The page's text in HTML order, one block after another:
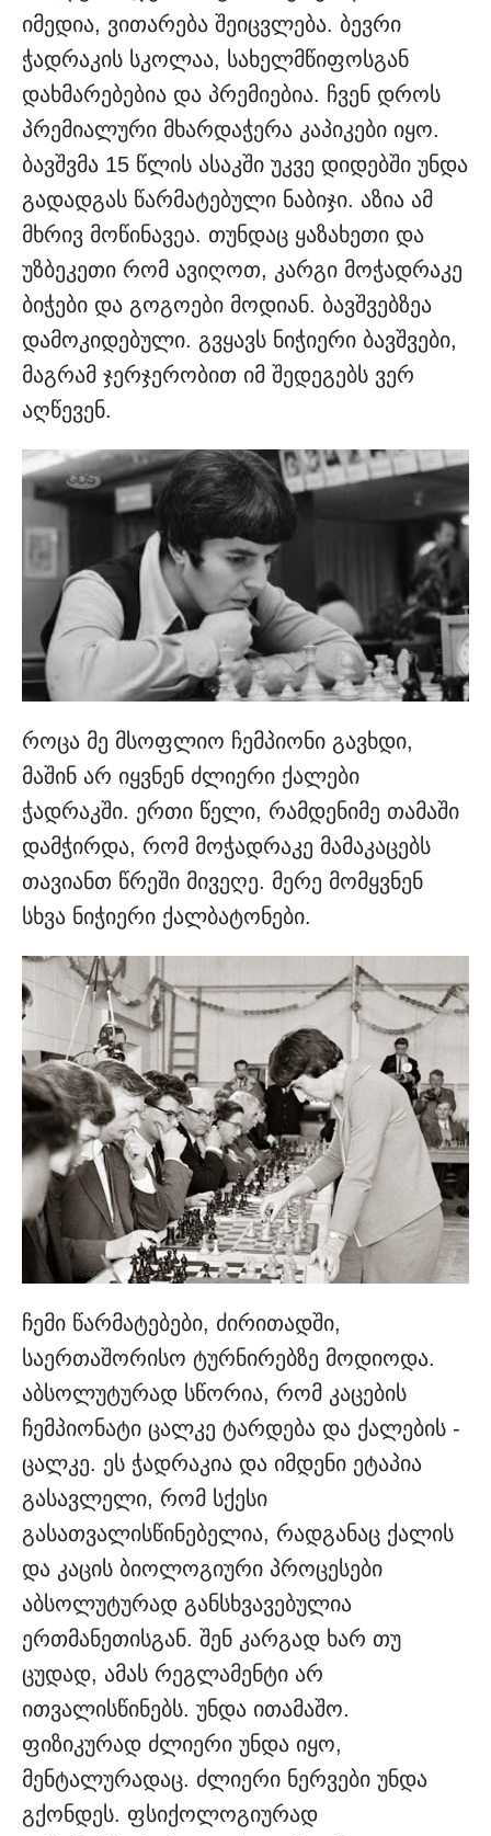
იმედია, ვითარება შეიცვლება. ბევრი
ჭადრაკის სკოლაა, სახელმწიფოსგან
დახმარებებია და პრემიებია. ჩვენ დროს
პრემიალური მხარდაჭერა კაპიკები იყო.
ბავშვმა 15 წლის ასაკში უკვე დიდებში უნდა
გადადგას წარმატებული ნაბიჯი. აზია ამ
მხრივ მოწინავეა. თუნდაც ყაზახეთი და
უზბეკეთი რომ ავიღოთ, კარგი მოჭადრაკე
ბიჭები და გოგოები მოდიან. ბავშვებზეა
დამოკიდებული. გვყავს ნიჭიერი ბავშვები,
მაგრამ ჯერჯერობით იმ შედეგებს ვერ
აღწევენ.
როცა მე მსოფლიო ჩემპიონი გავხდი,
მაშინ არ იყვნენ ძლიერი ქალები
ჭადრაკში. ერთი წელი, რამდენიმე თამაში
დამჭირდა, რომ მოჭადრაკე მამაკაცებს
თავიანთ წრეში მივეღე. მერე მომყვნენ
სხვა ნიჭიერი ქალბატონები.
ჩემი წარმატებები, ძირითადში,
საერთაშორისო ტურნირებზე მოდიოდა.
აბსოლუტურად სწორია, რომ კაცების
ჩემპიონატი ცალკე ტარდება და ქალების -
ცალკე. ეს ჭადრაკია და იმდენი ეტაპია
გასავლელი, რომ სქესი
გასათვალისწინებელია, რადგანაც ქალის
და კაცის ბიოლოგიური პროცესები
აბსოლუტურად განსხვავებულია
ერთმანეთისგან. შენ კარგად ხარ თუ
ცუდად, ამას რეგლამენტი არ
ითვალისწინებს. უნდა ითამაშო.
ფიზიკურად ძლიერი უნდა იყო,
მენტალურადაც. ძლიერი ნერვები უნდა
გქონდეს. ფსიქოლოგიურად